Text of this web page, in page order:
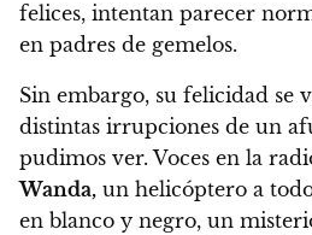
felices, intentan parecer
en padres de gemelos.
Sin embargo, su felicidad se
distintas irrupciones de un
pudimos ver. Voces en la
Wanda, un helicóptero a
en blanco y negro, un